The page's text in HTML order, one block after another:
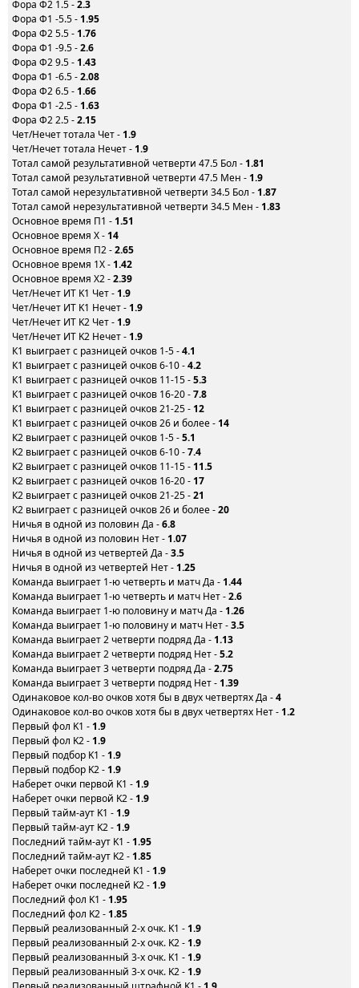
Фора Ф2 1.5 -2.3
Фора Ф1 -5.5 - 1.95
Фора Ф2 5.5 - 1.76
Фора Ф1 -9.5 -2.6
Фора Ф2 9.5 - 1.43
Фора Ф1 -6.5 -2.08
Фора Ф2 6.5 - 1.66
Фора Ф1 -2.5 - 1.63
Фора Ф2 2.5 -2.15
Чет/Нечет тотала Чет - 1.9
Чет/Нечет тотала Нечет - 1.9
Тотал самой результативной четверти 47.5 Бол - 1.81
Тотал самой результативной четверти 47.5 Мен - 1.9
Тотал самой нерезультативной четверти 34.5 Бол - 1.87
Тотал самой нерезультативной четверти 34.5 Мен - 1.83
Основное время П1 - 1.51
Основное время X - 14
Основное время П2 -2.65
Основное время 1X - 1.42
Основное время X2 -2.39
Чет/Нечет ИТ K1 Чет - 1.9
Чет/Нечет ИТ K1 Нечет - 1.9
Чет/Нечет ИТ K2 Чет - 1.9
Чет/Нечет ИТ K2 Нечет - 1.9
К1 выиграет с разницей очков 1-5 -4.1
К1 выиграет с разницей очков 6-10 -4.2
К1 выиграет с разницей очков 11-15 -5.3
К1 выиграет с разницей очков 16-20 -7.8
К1 выиграет с разницей очков 21-25 - 12
К1 выиграет с разницей очков 26 и более - 14
К2 выигрaет с разницей очков 1-5 -5.1
К2 выигрaет с разницей очков 6-10 -7.4
К2 выигрaет с разницей очков 11-15 - 11.5
К2 выигрaет с разницей очков 16-20 - 17
К2 выигрaет с разницей очков 21-25 -21
К2 выигрaет с разницей очков 26 и более -20
Ничья в одной из половин Да -6.8
Ничья в одной из половин Нет - 1.07
Ничья в одной из четвертей Да -3.5
Ничья в одной из четвертей Нет - 1.25
Команда выиграет 1-ю четверть и матч Да - 1.44
Команда выиграет 1-ю четверть и матч Нет -2.6
Команда выиграет 1-ю половину и матч Да - 1.26
Команда выиграет 1-ю половину и матч Нет -3.5
Команда выиграет 2 четверти подряд Да - 1.13
Команда выиграет 2 четверти подряд Нет -5.2
Команда выиграет 3 четверти подряд Да -2.75
Команда выиграет 3 четверти подряд Нет - 1.39
Одинаковое кол-во очков хотя бы в двух четвертях Да -4
Одинаковое кол-во очков хотя бы в двух четвертях Нет - 1.2
Первый фол K1 - 1.9
Первый фол K2 - 1.9
Первый подбор K1 - 1.9
Первый подбор K2 - 1.9
Наберет очки первой K1 - 1.9
Наберет очки первой K2 - 1.9
Первый тайм-аут K1 - 1.9
Первый тайм-аут K2 - 1.9
Последний тайм-аут K1 - 1.95
Последний тайм-аут K2 - 1.85
Наберет очки последней K1 - 1.9
Наберет очки последней K2 - 1.9
Последний фол K1 - 1.95
Последний фол K2 - 1.85
Первый реализованный 2-х очк. K1 - 1.9
Первый реализованный 2-х очк. K2 - 1.9
Первый реализованный 3-х очк. K1 - 1.9
Первый реализованный 3-х очк. K2 - 1.9